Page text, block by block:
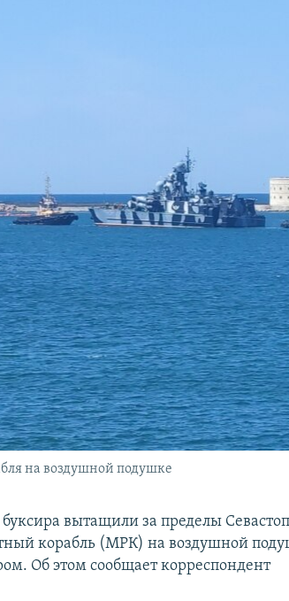
на воздушной подушке
вытащили за пределы
корабль (МРК) на воздушной
Об этом сообщает корреспондент